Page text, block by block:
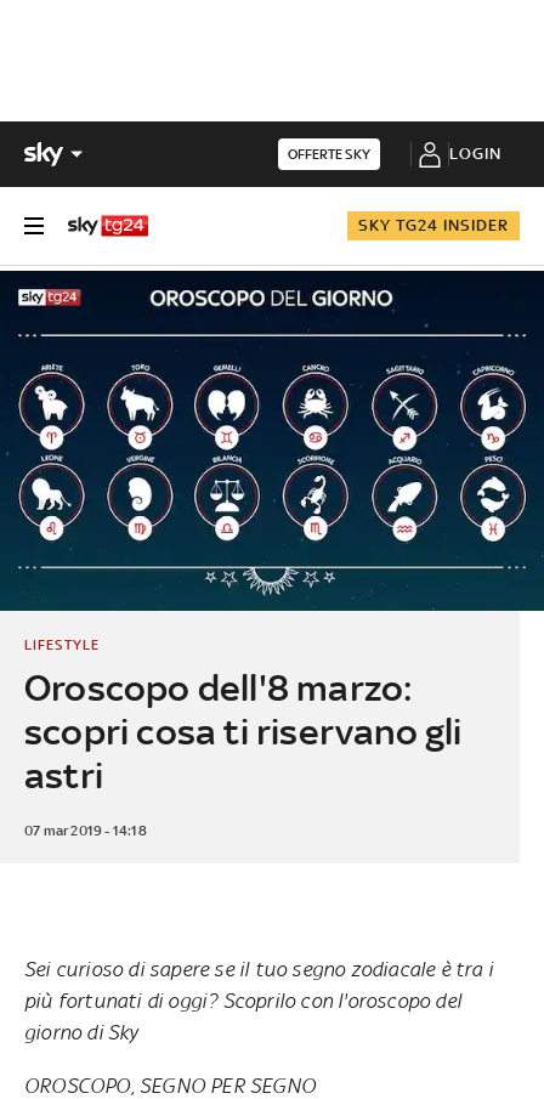
OFFERTE SKY LOGIN
SKY TG24 INSIDER
Oroscopo dell'8 marzo:
scopri cosa ti riservano gli
astri
LIFESTYLE
07 mar 2019 - 14:18
Sei curioso di sapere se il tuo segno zodiacale è tra i
più fortunati di oggi? Scoprilo con l'oroscopo del
giorno di Sky
OROSCOPO, SEGNO PER SEGNO